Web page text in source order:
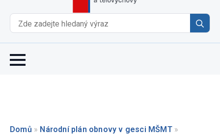
for:
Domů » Národní plán obnovy v gesci MŠMT »